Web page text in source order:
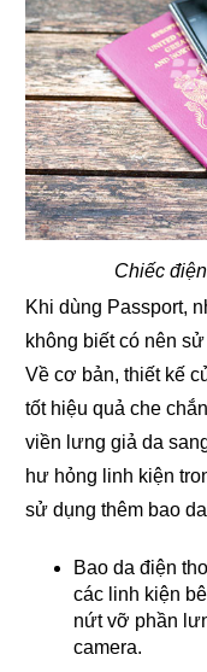
Chiếc
Khi dùng Passport,
không biết có nên
Về cơ bản, thiết kế
tốt hiệu quả che
viền lưng giả da
hư hỏng linh kiện
sử dụng thêm bao
Bao da điện
các linh kiện
nứt vỡ phần
camera.